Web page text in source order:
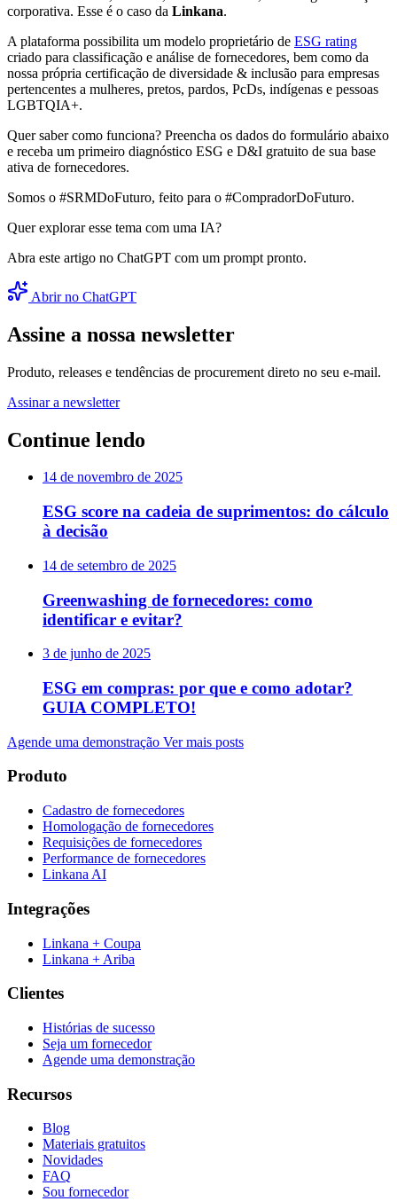
corporativa. Esse é o caso da Linkana.
A plataforma possibilita um modelo proprietário de ESG rating
criado para classificação e análise de fornecedores, bem como da
nossa própria certificação de diversidade & inclusão para empresas
pertencentes a mulheres, pretos, pardos, PcDs, indígenas e pessoas
LGBTQIA+.
Quer saber como funciona? Preencha os dados do formulário abaixo
e receba um primeiro diagnóstico ESG e D&I gratuito de sua base
ativa de fornecedores.
Somos o #SRMDoFuturo, feito para o #CompradorDoFuturo.
Quer explorar esse tema com uma IA?
Abra este artigo no ChatGPT com um prompt pronto.
Abrir no ChatGPT
Assine a nossa newsletter
Produto, releases e tendências de procurement direto no seu e-mail.
Assinar a newsletter
Continue lendo
14 de novembro de 2025
ESG score na cadeia de suprimentos: do cálculo
à decisão
14 de setembro de 2025
Greenwashing de fornecedores: como
identificar e evitar?
3 de junho de 2025
ESG em compras: por que e como adotar?
GUIA COMPLETO!
Agende uma demonstração Ver mais posts
Produto
Cadastro de fornecedores
Homologação de fornecedores
Requisições de fornecedores
Performance de fornecedores
Linkana AI
Integrações
Linkana + Coupa
Linkana + Ariba
Clientes
Histórias de sucesso
Seja um fornecedor
Agende uma demonstração
Recursos
Blog
Materiais gratuitos
Novidades
FAQ
Sou fornecedor